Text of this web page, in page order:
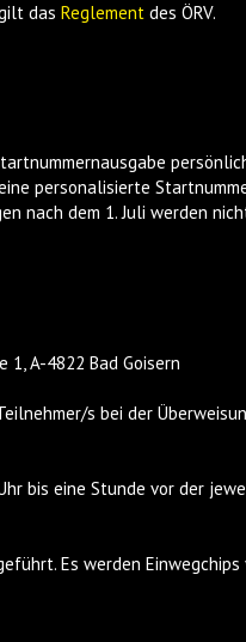
das Reglementdes ÖRV.
personalisierte
nach dem 1. Juli werden
A-4822 Bad Goisern
s bei der
bis eine Stunde vor der
Es werden